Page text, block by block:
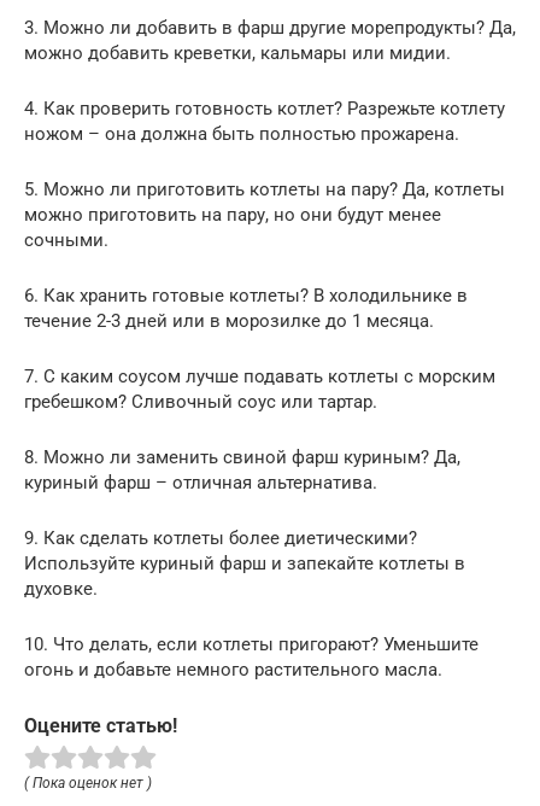
3. Можно ли добавить в фарш другие морепродукты? Да,
можно добавить креветки, кальмары или мидии.
4. Как проверить готовность котлет? Разрежьте котлету
ножом – она должна быть полностью прожарена.
5. Можно ли приготовить котлеты на пару? Да, котлеты
можно приготовить на пару, но они будут менее
сочными.
6. Как хранить готовые котлеты? В холодильнике в
течение 2-3 дней или в морозилке до 1 месяца.
7. С каким соусом лучше подавать котлеты с морским
гребешком? Сливочный соус или тартар.
8. Можно ли заменить свиной фарш куриным? Да,
куриный фарш – отличная альтернатива.
9. Как сделать котлеты более диетическими?
Используйте куриный фарш и запекайте котлеты в
духовке.
10. Что делать, если котлеты пригорают? Уменьшите
огонь и добавьте немного растительного масла.
Оцените статью!
( Пока оценок нет )